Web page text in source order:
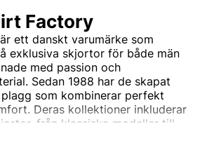
Factory
ett danskt varumärke som
exklusiva skjortor för både män
med passion och
Sedan 1988 har de skapat
som kombinerar perfekt
Deras kollektioner inkluderar
från klassiska modeller till
alla designade för att passa olika